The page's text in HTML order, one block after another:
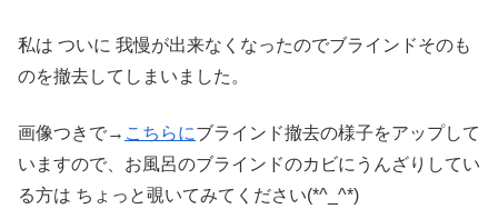
私は ついに 我慢が出来なくなったのでブラインドそのも
のを撤去してしまいました。
画像つきで→ こちらにブラインド撤去の様子をアップして
いますので、お風呂のブラインドのカビにうんざりしてい
る方は ちょっと覗いてみてください(*^_^*)